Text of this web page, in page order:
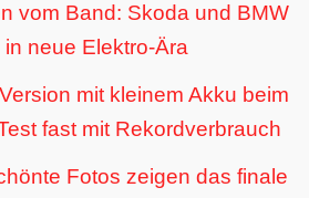
vom Band: Skoda und BMW
in neue Elektro-Ära
mit kleinem Akku beim
fast mit Rekordverbrauch
Fotos zeigen das finale